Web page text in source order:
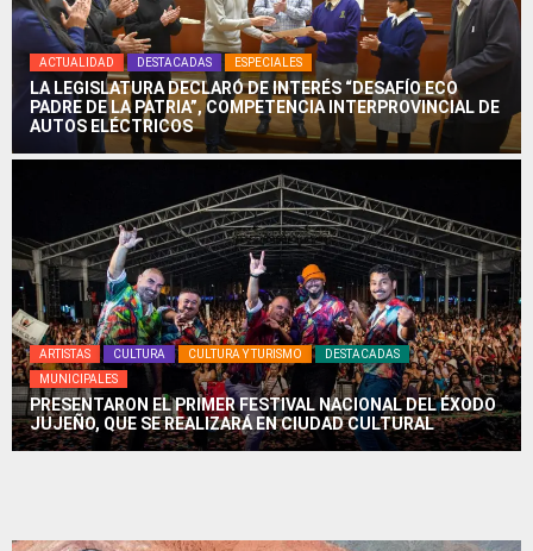
ACTUALIDAD DESTACADAS ESPECIALES
LA LEGISLATURA DECLARÓ DE INTERÉS “DESAFÍO ECO
PADRE DE LA PATRIA”, COMPETENCIA INTERPROVINCIAL DE
AUTOS ELÉCTRICOS
ARTISTAS CULTURA CULTURA Y TURISMO
DESTACADAS
MUNICIPALES
PRESENTARON EL PRIMER FESTIVAL NACIONAL DEL ÉXODO
JUJEÑO, QUE SE REALIZARÁ EN CIUDAD CULTURAL